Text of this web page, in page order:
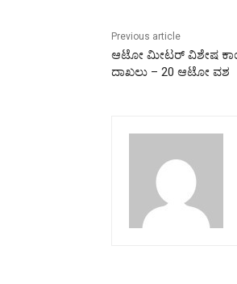
Previous article
ಆಟೋ ಮೀಟರ್ ವಿಶೇಷ
ದಾಖಲು – 20 ಆಟೋ ವಶ